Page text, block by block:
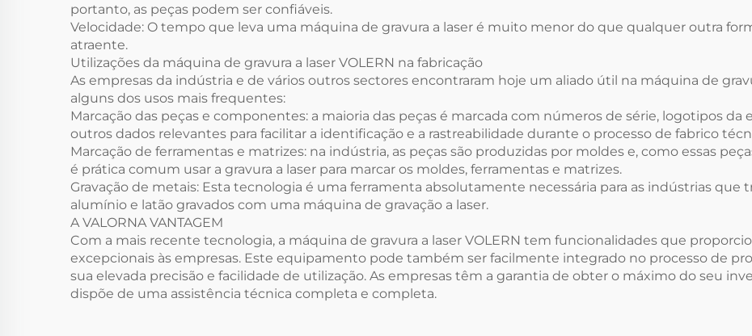
portanto, as peças podem ser confiáveis.
Velocidade: O tempo que leva uma máquina de gravura a laser é muito menor do que qualquer outra
atraente.
Utilizações da máquina de gravura a laser VOLERN na fabricação
As empresas da indústria e de vários outros sectores encontraram hoje um aliado útil na máquina de
alguns dos usos mais frequentes:
Marcação das peças e componentes: a maioria das peças é marcada com números de série, logotipos da
outros dados relevantes para facilitar a identificação e a rastreabilidade durante o processo de fabrico
Marcação de ferramentas e matrizes: na indústria, as peças são produzidas por moldes e, como essas
é prática comum usar a gravura a laser para marcar os moldes, ferramentas e matrizes.
Gravação de metais: Esta tecnologia é uma ferramenta absolutamente necessária para as indústrias que
alumínio e latão gravados com uma máquina de gravação a laser.
A VALORNA VANTAGEM
Com a mais recente tecnologia, a máquina de gravura a laser VOLERN tem funcionalidades que
excepcionais às empresas. Este equipamento pode também ser facilmente integrado no processo de
sua elevada precisão e facilidade de utilização. As empresas têm a garantia de obter o máximo do seu
dispõe de uma assistência técnica completa e completa.